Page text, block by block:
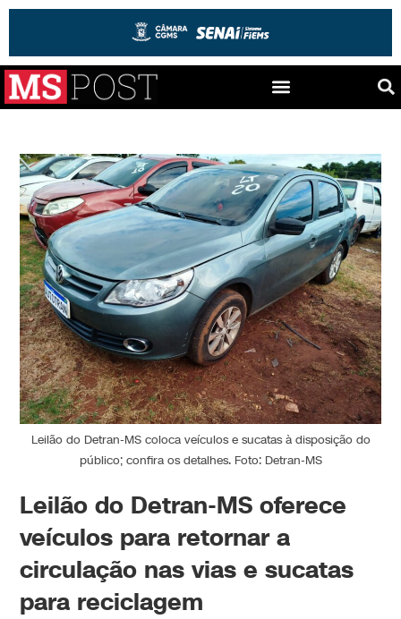
Leilão do Detran-MS coloca veículos e sucatas à disposição do
público; confira os detalhes. Foto: Detran-MS
Leilão do Detran-MS oferece
veículos para retornar a
circulação nas vias e sucatas
para reciclagem